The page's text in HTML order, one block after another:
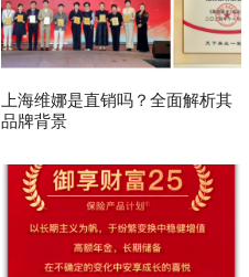
上海维娜是直销吗？全面解析其
品牌背景